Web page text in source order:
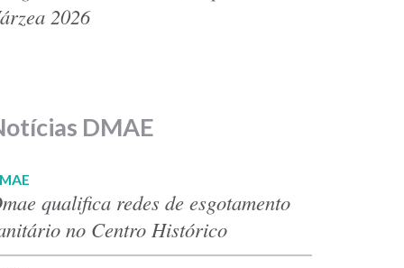
2026
DMAE
qualifica redes de esgotamento
no Centro Histórico